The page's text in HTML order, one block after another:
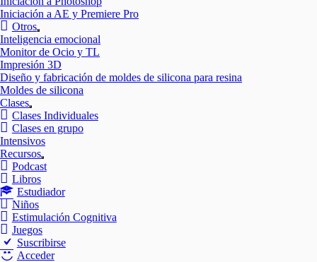
Iniciación a AE y Premiere Pro
Otros
Mostrar
el
submenú
Inteligencia emocional
Monitor de Ocio y TL
Impresión 3D
Diseño y fabricación de moldes de silicona para resina
Moldes de silicona
Clases
Mostrar
el
submenú
Clases Individuales
Clases en grupo
Intensivos
Recursos
Mostrar
el
Podcast
Libros
Estudiador
Niños
Estimulación Cognitiva
Juegos
Suscribirse
Acceder